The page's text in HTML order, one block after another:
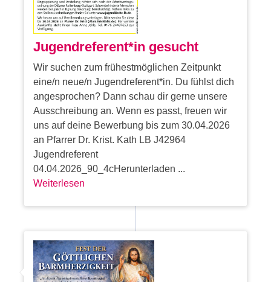
Jugendreferent*in gesucht
Wir suchen zum frühestmöglichen Zeitpunkt
eine/n neue/n Jugendreferent*in. Du fühlst dich
angesprochen? Dann schau dir gerne unsere
Ausschreibung an. Wenn es passt, freuen wir
uns auf deine Bewerbung bis zum 30.04.2026
an Pfarrer Dr. Krist. Kath LB J42964
Jugendreferent
04.04.2026_90_4cHerunterladen ...
Weiterlesen